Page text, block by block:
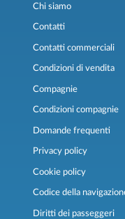
Chi siamo
Contatti
Contatti commerciali
Condizioni di vendita
Compagnie
Condizioni compagnie
Domande frequenti
Privacy policy
Cookie policy
Codice della
Diritti dei passeggeri